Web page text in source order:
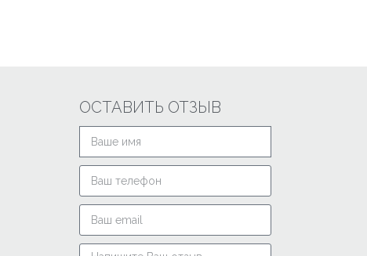
ОСТАВИТЬ ОТЗЫВ